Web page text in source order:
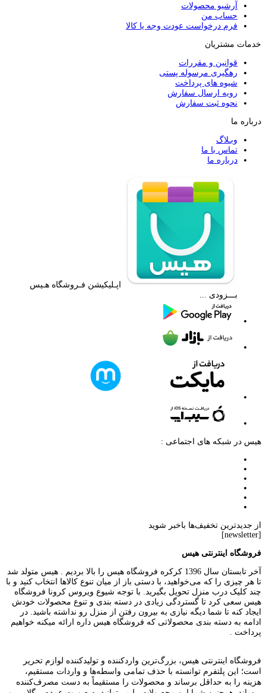
آرشیو محصولات
حساب من
فرم درخواست عودت وجه یا کالا
خدمات مشتریان
قوانین و مقررات
رهگیری مرسوله پستی
شیوه های پرداخت
رویه ارسال سفارش
نحوه ثبت سفارش
درباره ما
وبـلاگ
تماس با ما
درباره ما
اپـلیکیشن فـروشگاه هـیس
بـــزودی ...
هیس در شبکه های اجتماعی :
از جدیدترین تخفیف‌ها باخبر شوید
[newsletter]
فروشگاه اینترنتی هیس
آخر تابستان سال 1396 کرکره فروشگاه هیس را بالا بردیم . هیس متولد شد
تا هر چیزی را که می‌خواهید، با دستی باز از میان تنوع کالاها انتخاب کنید و با
چند کلیک درب منزل تحویل بگیرید. با توجه شیوع ویروس کرونا فروشگاه
هیس سعی کرد تا گستردگی زیادی در دسته بندی و تنوع محصولات خودش
ایجاد کنه تا شما دیگه نیازی به بیرون رفتن از منزل رو نداشته باشید. در
ادامه به دسته بندی محصولاتی که فروشگاه هیس داره ارائه میکنه خواهیم
پرداخت .
فروشگاه اینترنتی هیس، بزرگ‌ترین وارد‌کننده و تولید‌کننده لوازم تحریر
است؛ این پلتفرم توانسته با حذف تمامی واسطه‌ها و واردات مستقیم،
هزینه را به حداقل برساند و محصولات را مستقیماً به دست مصرف‌کننده